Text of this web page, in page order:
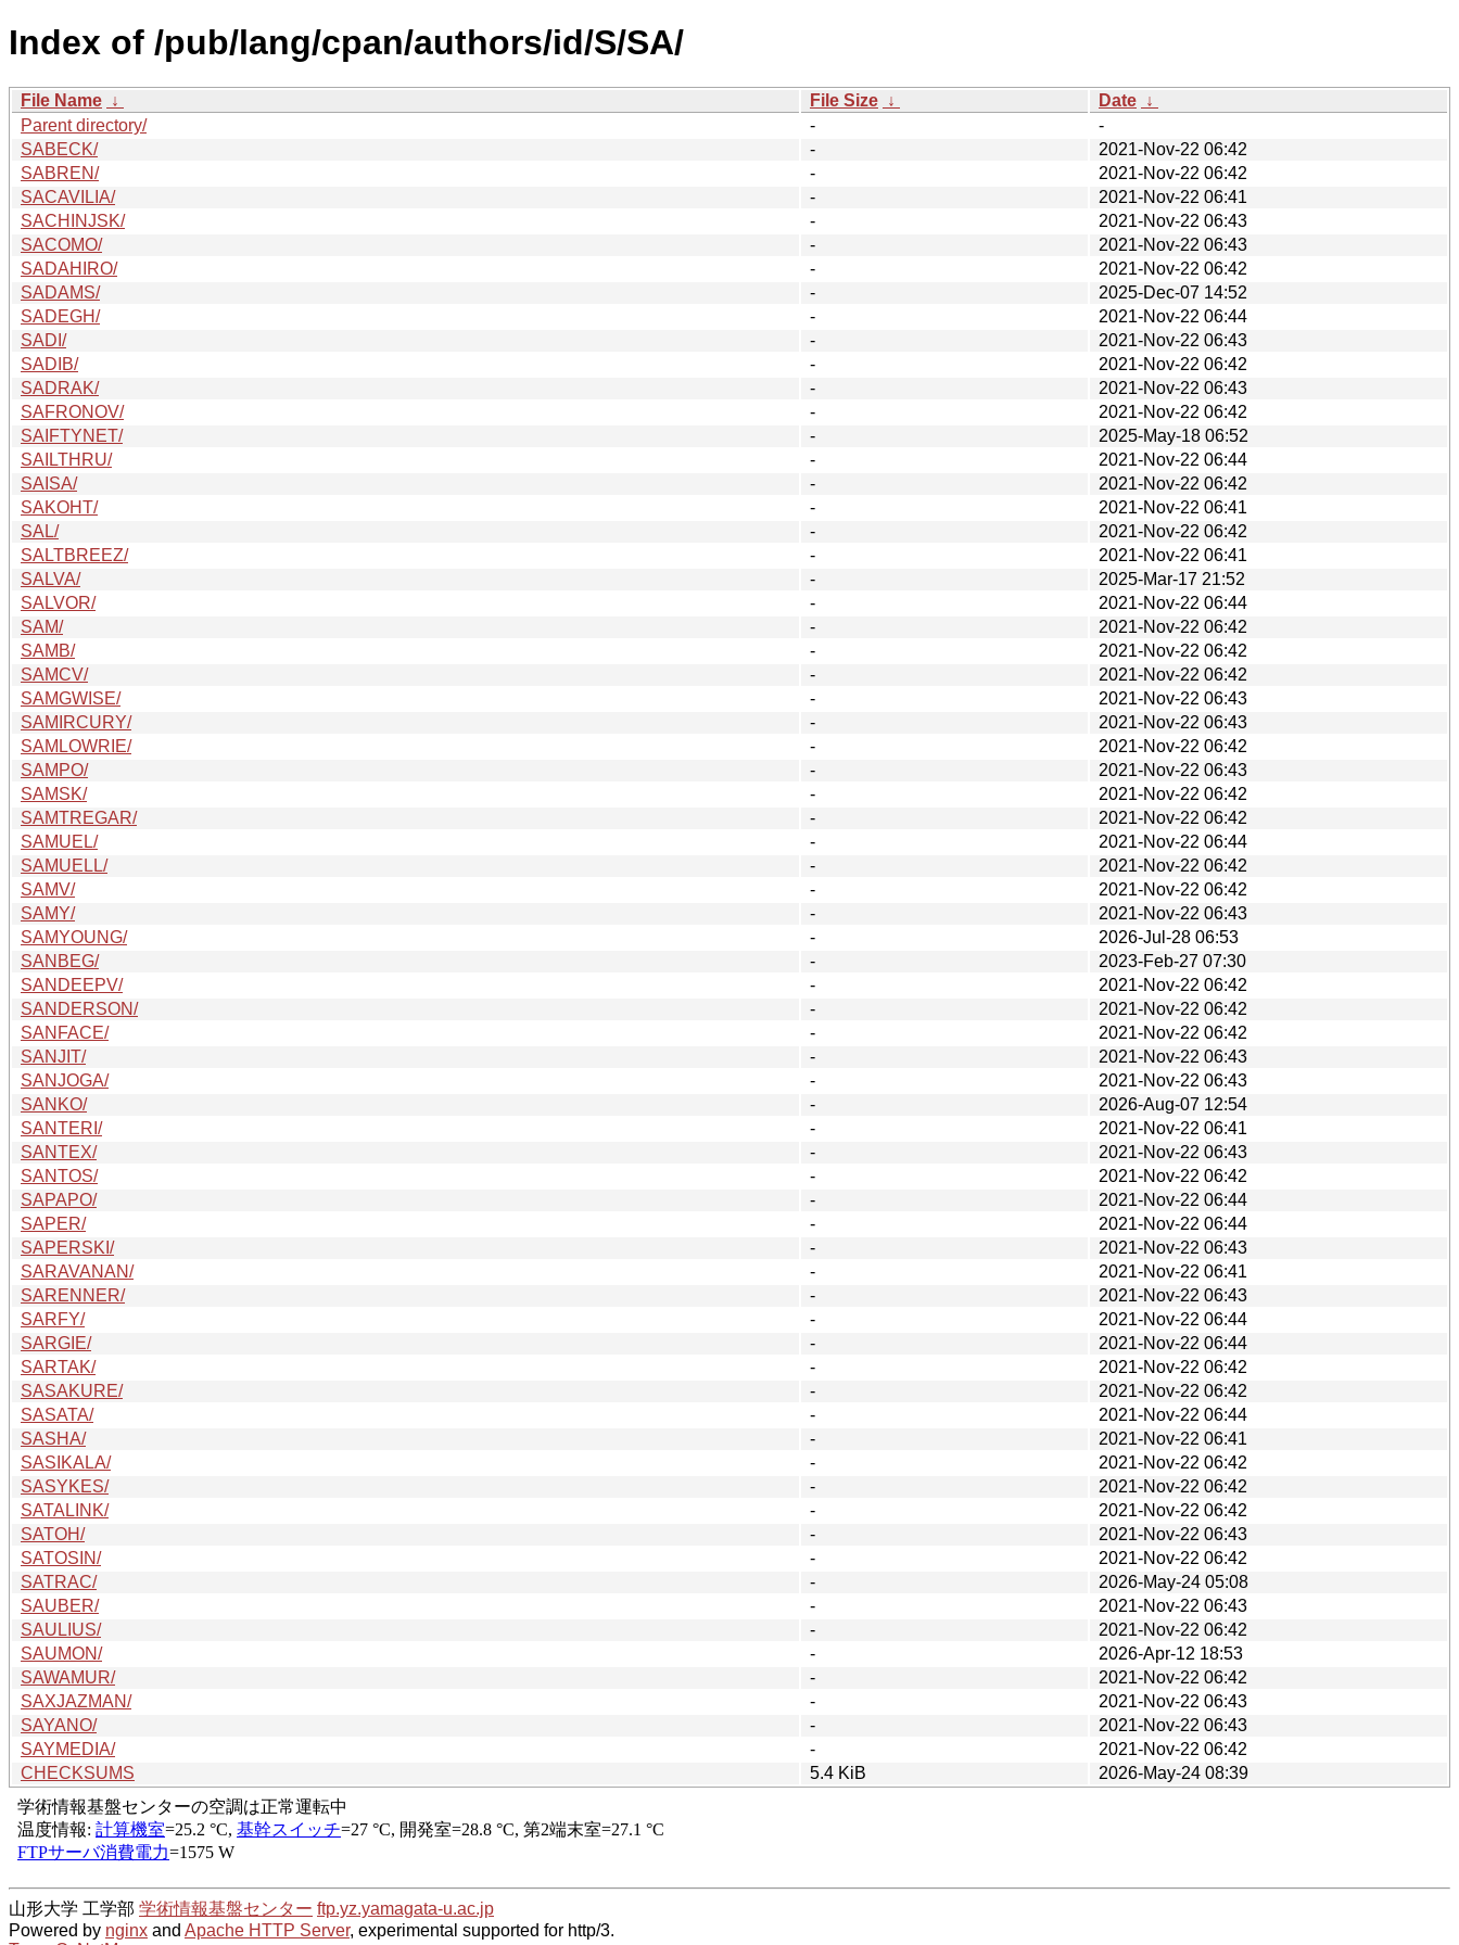
Index of /pub/lang/cpan/authors/id/S/SA/
File Name ↓ File Size ↓ Date ↓
Parent directory/
-
-
SABECK/
-
2021-Nov-22 06:42
SABREN/
-
2021-Nov-22 06:42
SACAVILIA/
-
2021-Nov-22 06:41
SACHINJSK/
-
2021-Nov-22 06:43
SACOMO/
-
2021-Nov-22 06:43
SADAHIRO/
-
2021-Nov-22 06:42
SADAMS/
-
2025-Dec-07 14:52
SADEGH/
-
2021-Nov-22 06:44
SADI/
-
2021-Nov-22 06:43
SADIB/
-
2021-Nov-22 06:42
SADRAK/
-
2021-Nov-22 06:43
SAFRONOV/
-
2021-Nov-22 06:42
SAIFTYNET/
-
2025-May-18 06:52
SAILTHRU/
-
2021-Nov-22 06:44
SAISA/
-
2021-Nov-22 06:42
SAKOHT/
-
2021-Nov-22 06:41
SAL/
-
2021-Nov-22 06:42
SALTBREEZ/
-
2021-Nov-22 06:41
SALVA/
-
2025-Mar-17 21:52
SALVOR/
-
2021-Nov-22 06:44
SAM/
-
2021-Nov-22 06:42
SAMB/
-
2021-Nov-22 06:42
SAMCV/
-
2021-Nov-22 06:42
SAMGWISE/
-
2021-Nov-22 06:43
SAMIRCURY/
-
2021-Nov-22 06:43
SAMLOWRIE/
-
2021-Nov-22 06:42
SAMPO/
-
2021-Nov-22 06:43
SAMSK/
-
2021-Nov-22 06:42
SAMTREGAR/
-
2021-Nov-22 06:42
SAMUEL/
-
2021-Nov-22 06:44
SAMUELL/
-
2021-Nov-22 06:42
SAMV/
-
2021-Nov-22 06:42
SAMY/
-
2021-Nov-22 06:43
SAMYOUNG/
-
2026-Jul-28 06:53
SANBEG/
-
2023-Feb-27 07:30
SANDEEPV/
-
2021-Nov-22 06:42
SANDERSON/
-
2021-Nov-22 06:42
SANFACE/
-
2021-Nov-22 06:42
SANJIT/
-
2021-Nov-22 06:43
SANJOGA/
-
2021-Nov-22 06:43
SANKO/
-
2026-Aug-07 12:54
SANTERI/
-
2021-Nov-22 06:41
SANTEX/
-
2021-Nov-22 06:43
SANTOS/
-
2021-Nov-22 06:42
SAPAPO/
-
2021-Nov-22 06:44
SAPER/
-
2021-Nov-22 06:44
SAPERSKI/
-
2021-Nov-22 06:43
SARAVANAN/
-
2021-Nov-22 06:41
SARENNER/
-
2021-Nov-22 06:43
SARFY/
-
2021-Nov-22 06:44
SARGIE/
-
2021-Nov-22 06:44
SARTAK/
-
2021-Nov-22 06:42
SASAKURE/
-
2021-Nov-22 06:42
SASATA/
-
2021-Nov-22 06:44
SASHA/
-
2021-Nov-22 06:41
SASIKALA/
-
2021-Nov-22 06:42
SASYKES/
-
2021-Nov-22 06:42
SATALINK/
-
2021-Nov-22 06:42
SATOH/
-
2021-Nov-22 06:43
SATOSIN/
-
2021-Nov-22 06:42
SATRAC/
-
2026-May-24 05:08
SAUBER/
-
2021-Nov-22 06:43
SAULIUS/
-
2021-Nov-22 06:42
SAUMON/
-
2026-Apr-12 18:53
SAWAMUR/
-
2021-Nov-22 06:42
SAXJAZMAN/
-
2021-Nov-22 06:43
SAYANO/
-
2021-Nov-22 06:43
SAYMEDIA/
-
2021-Nov-22 06:42
CHECKSUMS
5.4 KiB 2026-May-24 08:39
山形大学 工学部 学術情報基盤センター ftp.yz.yamagata-u.ac.jp
Powered by nginx and Apache HTTP Server, experimental supported for http/3.